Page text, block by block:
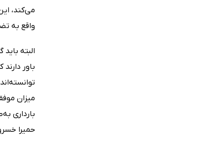
می‌کند،
واقع به
البته
باور
میزان
بارداری
حمیرا